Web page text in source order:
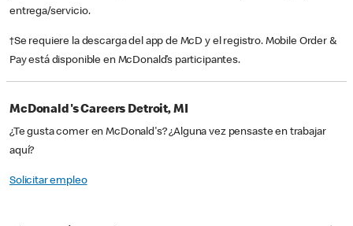
entrega/servicio.
†Se requiere la descarga del app de McD y el registro. Mobile Order &
Pay está disponible en McDonald’s participantes.
McDonald's Careers Detroit, MI
¿Te gusta comer en McDonald's? ¿Alguna vez pensaste en trabajar
aquí?
Solicitar empleo